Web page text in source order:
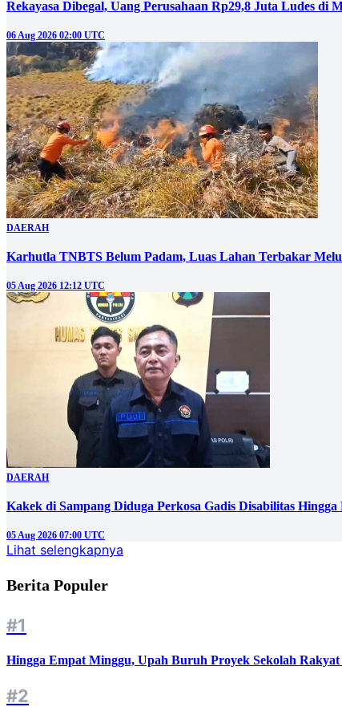
Rekayasa Dibegal, Uang Perusahaan Rp29,8 Juta Ludes di
06 Aug 2026 02:00 UTC
DAERAH
Karhutla TNBTS Belum Padam, Luas Lahan Terbakar
05 Aug 2026 12:12 UTC
DAERAH
Kakek di Sampang Diduga Perkosa Gadis Disabilitas Hingga
05 Aug 2026 07:00 UTC
Lihat selengkapnya
Berita Populer
#1
Hingga Empat Minggu, Upah Buruh Proyek Sekolah
#2